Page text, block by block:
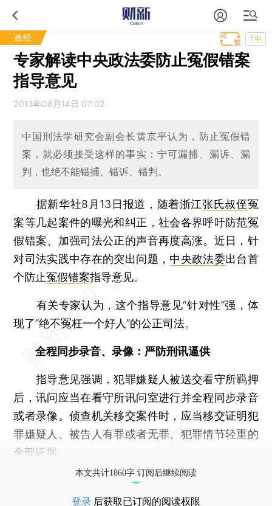
政经 T中
专家解读中央政法委防止冤假错案
指导意见
2013年08月14日 07:02
中国刑法学研究会副会长黄京平认为，防止冤假错
案，就必须接受这样的事实：宁可漏捕、漏诉、漏
判，也绝不能错捕、错诉、错判。
据新华社8月13日报道，随着浙江张氏叔侄冤
案等几起案件的曝光和纠正，社会各界呼吁防范冤
假错案、加强司法公正的声音再度高涨。近日，针
对司法实践中存在的突出问题， 中央政法委出台首
个防止冤假错案指导意见。
有关专家认为，这个指导意见“针对性”强，体
现了“绝不冤枉一个好人”的公正司法。
全程同步录音、录像：严防刑讯逼供
指导意见强调，犯罪嫌疑人被送交看守所羁押
后，讯问应当在看守所讯问室进行并全程同步录音
或者录像。侦查机关移交案件时，应当移交证明犯
罪嫌疑人、被告人有罪或者无罪、犯罪情节轻重的
全部证据。
本文共计1860字 订阅后继续阅读
登录 后获取已订阅的阅读权限